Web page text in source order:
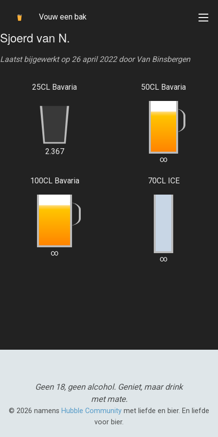
Vouw een bak
Sjoerd van N.
Laatst bijgewerkt op 26 april 2022 door Van Binsbergen
25CL Bavaria
2.367
50CL Bavaria
∞
100CL Bavaria
∞
70CL ICE
∞
Geen 18, geen alcohol. Geniet, maar drink
met mate.
© 2026 namens Hubble Community met liefde en bier. En liefde
voor bier.